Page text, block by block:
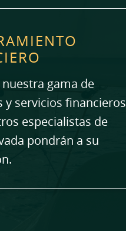
gama de
y servicios financieros
especialistas de
pondrán a su